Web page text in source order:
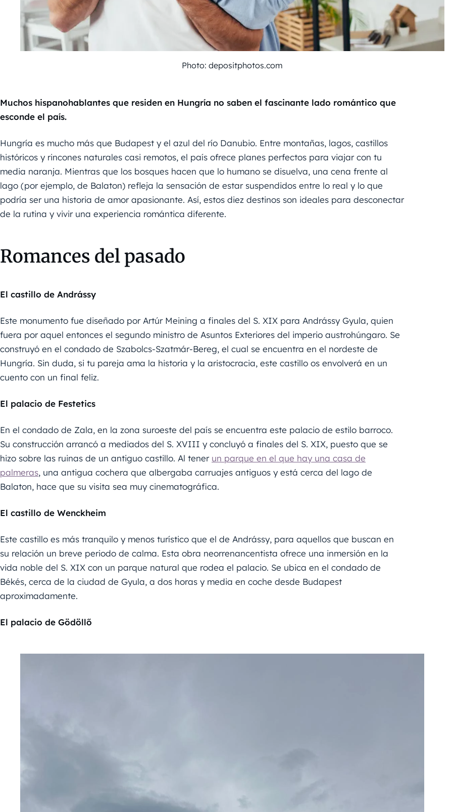
Photo: depositphotos.com
Muchos hispanohablantes que residen en Hungría no saben el fascinante lado romántico que
esconde el país.
Hungría es mucho más que Budapest y el azul del río Danubio. Entre montañas, lagos, castillos
históricos y rincones naturales casi remotos, el país ofrece planes perfectos para viajar con tu
media naranja. Mientras que los bosques hacen que lo humano se disuelva, una cena frente al
lago (por ejemplo, de Balaton) refleja la sensación de estar suspendidos entre lo real y lo que
podría ser una historia de amor apasionante. Así, estos diez destinos son ideales para desconectar
de la rutina y vivir una experiencia romántica diferente.
Romances del pasado
El castillo de Andrássy
Este monumento fue diseñado por Artúr Meining a finales del S. XIX para Andrássy Gyula, quien
fuera por aquel entonces el segundo ministro de Asuntos Exteriores del imperio austrohúngaro. Se
construyó en el condado de Szabolcs-Szatmár-Bereg, el cual se encuentra en el nordeste de
Hungría. Sin duda, si tu pareja ama la historia y la aristocracia, este castillo os envolverá en un
cuento con un final feliz.
El palacio de Festetics
En el condado de Zala, en la zona suroeste del país se encuentra este palacio de estilo barroco.
Su construcción arrancó a mediados del S. XVIII y concluyó a finales del S. XIX, puesto que se
hizo sobre las ruinas de un antiguo castillo. Al tener un parque en el que hay una casa de
palmeras, una antigua cochera que albergaba carruajes antiguos y está cerca del lago de
Balaton, hace que su visita sea muy cinematográfica.
El castillo de Wenckheim
Este castillo es más tranquilo y menos turístico que el de Andrássy, para aquellos que buscan en
su relación un breve periodo de calma. Esta obra neorrenancentista ofrece una inmersión en la
vida noble del S. XIX con un parque natural que rodea el palacio. Se ubica en el condado de
Békés, cerca de la ciudad de Gyula, a dos horas y media en coche desde Budapest
aproximadamente.
El palacio de Gödöllő